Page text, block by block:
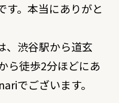
す。本当にありがと
、渋谷駅から道玄
ら徒歩2分ほどにあ
でございます。